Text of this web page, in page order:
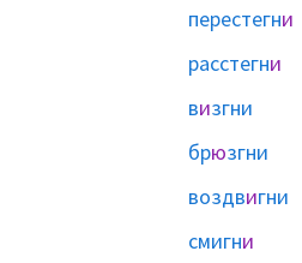
перестегни
расстегни
визгни
брюзгни
воздвигни
смигни